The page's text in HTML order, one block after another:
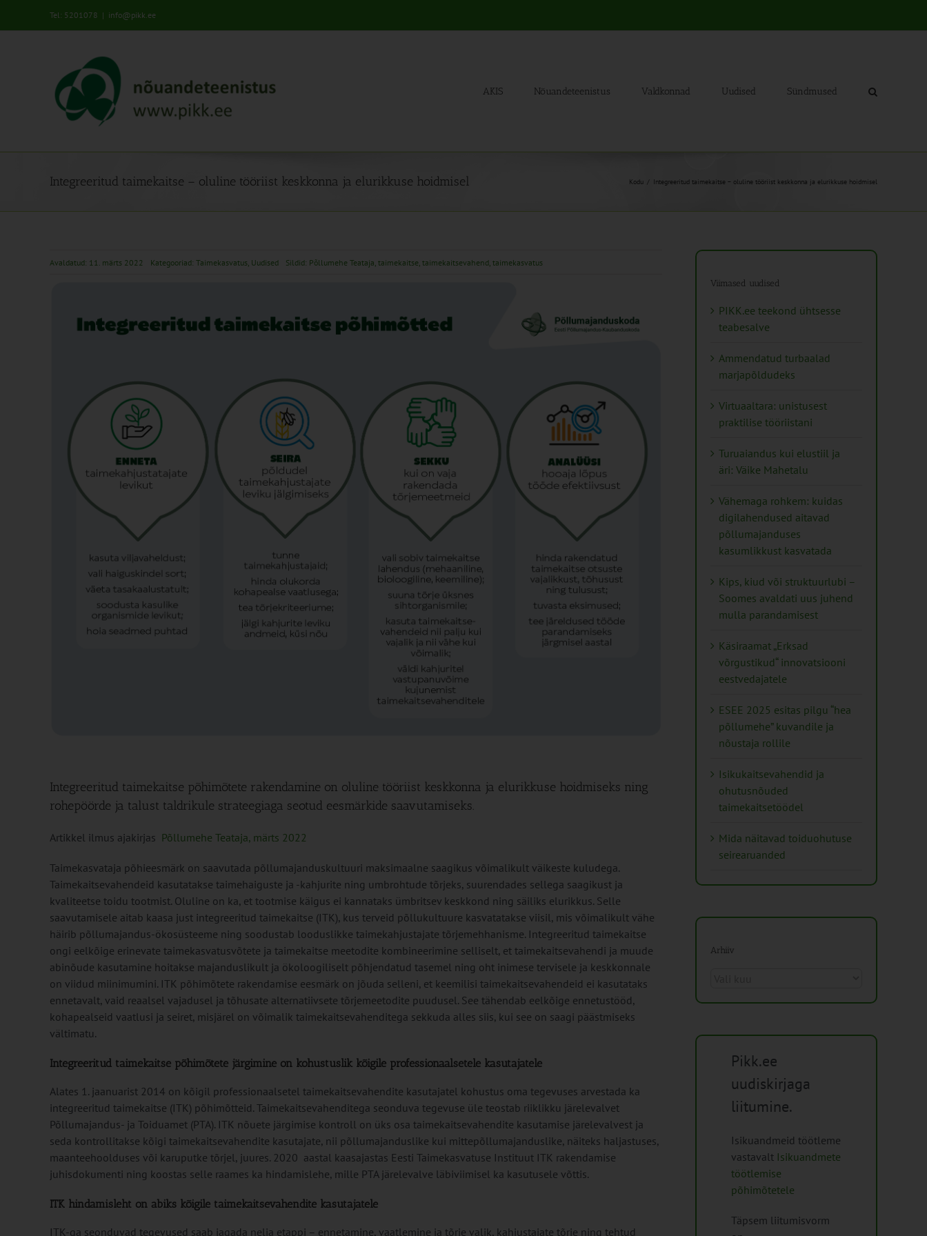
Tel: 5201078 | info@pikk.ee
AKIS Nõuandeteenistus Valdkonnad Uudised Sündmused
Integreeritud taimekaitse – oluline tööriist keskkonna ja elurikkuse hoidmisel Kodu Integreeritud taimekaitse – oluline tööriist keskkonna ja elurikkuse hoidmisel
Avaldatud: 11. märts 2022 Kategooriad: Taimekasvatus Uudised Sildid: Põllumehe Teataja taimekaitse taimekaitsevahend, taimekasvatus
Integreeritud taimekaitse põhimõtete rakendamine on oluline tööriist keskkonna ja elurikkuse hoidmiseks ning
rohepöörde ja talust taldrikule strateegiaga seotud eesmärkide saavutamiseks.
Artikkel ilmus ajakirjas Põllumehe Teataja, märts 2022
Taimekasvataja põhieesmärk on saavutada põllumajanduskultuuri maksimaalne saagikus võimalikult väikeste kuludega.
Taimekaitsevahendeid kasutatakse taimehaiguste ja -kahjurite ning umbrohtude tõrjeks, suurendades sellega saagikust ja
kvaliteetse toidu tootmist. Oluline on ka, et tootmise käigus ei kannataks ümbritsev keskkond ning säiliks elurikkus. Selle
saavutamisele aitab kaasa just integreeritud taimekaitse (ITK), kus terveid põllukultuure kasvatatakse viisil, mis võimalikult vähe
häirib põllumajandus-ökosüsteeme ning soodustab looduslikke taimekahjustajate tõrjemehhanisme. Integreeritud taimekaitse
ongi eelkõige erinevate taimekasvatusvõtete ja taimekaitse meetodite kombineerimine selliselt, et taimekaitsevahendi ja muude
abinõude kasutamine hoitakse majanduslikult ja ökoloogiliselt põhjendatud tasemel ning oht inimese tervisele ja keskkonnale
on viidud miinimumini. ITK põhimõtete rakendamise eesmärk on jõuda selleni, et keemilisi taimekaitsevahendeid ei kasutataks
ennetavalt, vaid reaalsel vajadusel ja tõhusate alternatiivsete tõrjemeetodite puudusel. See tähendab eelkõige ennetustööd,
kohapealseid vaatlusi ja seiret, misjärel on võimalik taimekaitsevahenditega sekkuda alles siis, kui see on saagi päästmiseks
vältimatu.
Integreeritud taimekaitse põhimõtete järgimine on kohustuslik kõigile professionaalsetele kasutajatele
Alates 1. jaanuarist 2014 on kõigil professionaalsetel taimekaitsevahendite kasutajatel kohustus oma tegevuses arvestada ka
integreeritud taimekaitse (ITK) põhimõtteid. Taimekaitsevahenditega seonduva tegevuse üle teostab riiklikku järelevalvet
Põllumajandus- ja Toiduamet (PTA). ITK nõuete järgimise kontroll on üks osa taimekaitsevahendite kasutamise järelevalvest ja
seda kontrollitakse kõigi taimekaitsevahendite kasutajate, nii põllumajanduslike kui mittepõllumajanduslike, näiteks haljastuses,
maanteehoolduses või karuputke tõrjel, juures. 2020 aastal kaasajastas Eesti Taimekasvatuse Instituut ITK rakendamise
juhisdokumenti ning koostas selle raames ka hindamislehe, mille PTA järelevalve läbiviimisel ka kasutusele võttis.
ITK hindamisleht on abiks kõigile taimekaitsevahendite kasutajatele
ITK-ga seonduvad tegevused saab jagada nelja etappi – ennetamine, vaatlemine ja tõrje valik, kahjustajate tõrje ning tehtud
Viimased uudised
PIKK.ee teekond ühtsesse
teabesalve
Ammendatud turbaalad
marjapõldudeks
Virtuaaltara: unistusest
praktilise tööriistani
Turuaiandus kui elustiil ja
äri: Väike Mahetalu
Vähemaga rohkem: kuidas
digilahendused aitavad
põllumajanduses
kasumlikkust kasvatada
Kips, kiud või struktuurlubi –
Soomes avaldati uus juhend
mulla parandamisest
Käsiraamat „Erksad
võrgustikud“ innovatsiooni
eestvedajatele
ESEE 2025 esitas pilgu “hea
põllumehe” kuvandile ja
nõustaja rollile
Isikukaitsevahendid ja
ohutusnõuded
taimekaitsetöödel
Mida näitavad toiduohutuse
seirearuanded
Arhiiv
Pikk.ee
uudiskirjaga
liitumine.
Isikuandmeid töötleme
vastavalt Isikuandmete
töötlemise
põhimõtetele
Täpsem liitumisvorm